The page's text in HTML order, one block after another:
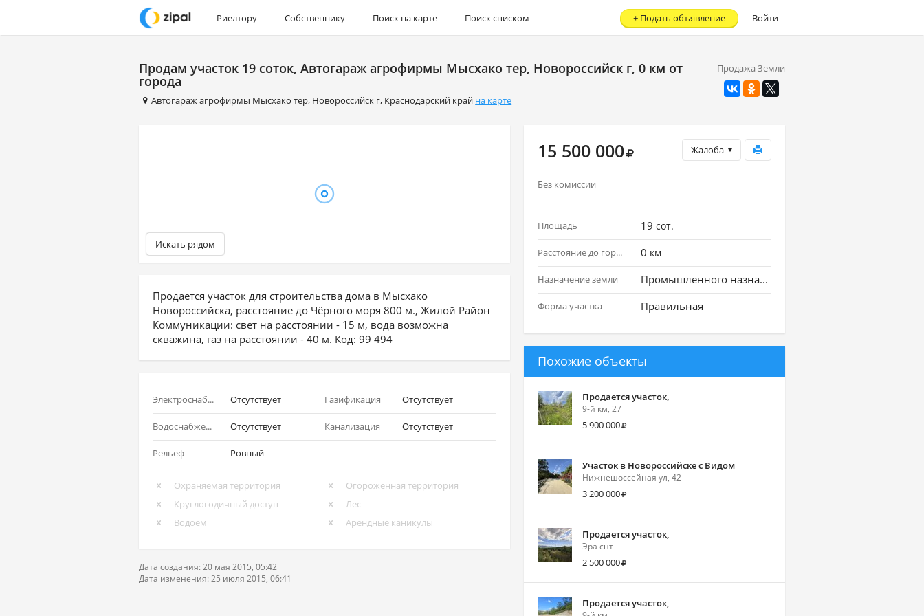
Риелтору Собственнику Поиск на карте Поиск списком Войти
+ Подать объявление
Продажа Земли
Продам участок 19 соток, Автогараж агрофирмы Мысхако тер, Новороссийск г, 0 км от
города
Автогараж агрофирмы Мысхако тер, Новороссийск г, Краснодарский край на карте
Искать рядом
Продается участок для строительства дома в Мысхако
Новороссийска, расстояние до Чёрного моря 800 м., Жилой Район
Коммуникации: свет на расстоянии - 15 м, вода возможна
скважина, газ на расстоянии - 40 м. Код: 99 494
Электроснабжение Отсутствует Газификация Отсутствует
Водоснабжение Отсутствует Канализация Отсутствует
Рельеф Ровный
Охраняемая территория
Огороженная территория
Круглогодичный доступ
Лес
Водоем
Арендные каникулы
Дата создания: 20 мая 2015, 05:42
Дата изменения: 25 июля 2015, 06:41
Жалоба
15 500 000
Без комиссии
Площадь 19 сот.
Расстояние до города 0 км
Назначение земли Промышленного назначения
Форма участка Правильная
Похожие объекты
Продается участок,
9-й км, 27
5 900 000
Участок в Новороссийске с Видом
Нижнешоссейная ул, 42
3 200 000
Продается участок,
Эра снт
2 500 000
Продается участок,